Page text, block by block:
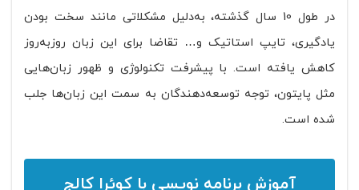
در طول 10 سال گذشته، به‌دلیل مشکلاتی مانند سخت بودن
یادگیری، تایپ استاتیک و… تقاضا برای این زبان روز‌به‌روز
کاهش یافته است. با پیشرفت تکنولوژی و ظهور زبان‌هایی
مثل پایتون، توجه توسعه‌دهندگان به سمت این زبان‌ها جلب
شده است.
آموزش برنامه نویسی با کوئرا کالج